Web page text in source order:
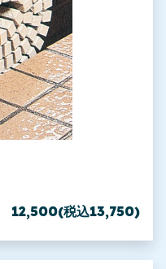
12,500(税込13,750)